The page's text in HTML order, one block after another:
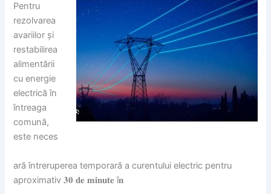
Pentru
rezolvarea
avariilor și
restabilirea
alimentării
cu energie
electrică în
întreaga
comună,
este neces
ară întreruperea temporară a curentului electric pentru
aproximativ 𝟑𝟎 𝐝𝐞 𝐦𝐢𝐧𝐮𝐭𝐞 î𝐧